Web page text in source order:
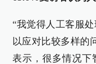
“我觉得人工客服
以应对比较多样的
表示，很多情况下